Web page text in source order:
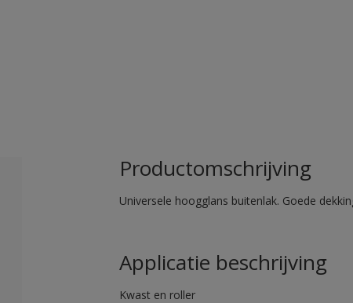
Productomschrijving
Universele hoogglans buitenlak. Goede
Applicatie beschrijving
Kwast en roller